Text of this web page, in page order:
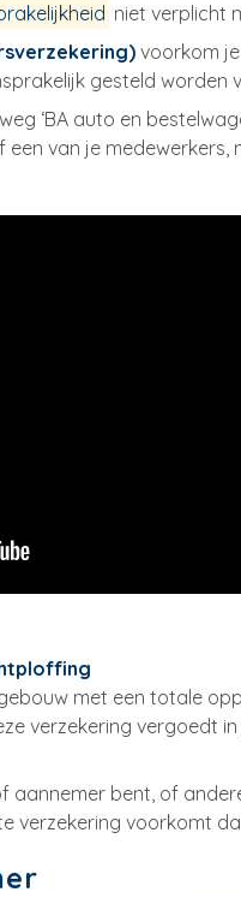
niet verplicht
voorkom
gesteld worden
‘BA auto en
van je
met een totale
verzekering
aannemer bent, of
verzekering voorkomt